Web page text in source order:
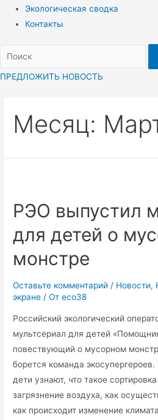
Экологическая сводка
Контакты
ПРЕДЛОЖИТЬ НОВОСТЬ
Месяц:
РЭО выпустил
для детей о
монстре
Оставьте комментарий / Новости,
экране / От eco38
Российский экологический
мультсериал для детей
повествующий о мусорном
борется команда
дети узнают, что такое
загрязнение воздуха, как
как происходит изменение